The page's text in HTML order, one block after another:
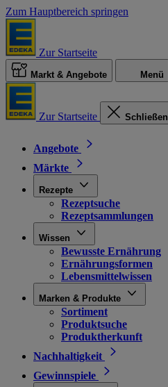
Zum Hauptbereich springen
Zur Startseite
Markt & Angebote Menü
Zur Startseite Schließen
Angebote
Märkte
Rezepte
Rezeptsuche
Rezeptsammlungen
Wissen
Bewusste Ernährung
Ernährungsformen
Lebensmittelwissen
Marken & Produkte
Sortiment
Produktsuche
Produktherkunft
Nachhaltigkeit
Gewinnspiele